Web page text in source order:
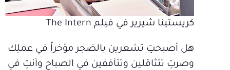
كريستينا شيرير في فيلم The Intern
هل أصبحتِ تشعرين بالضجر مؤخراً في عملِك
وصرتِ تتثاقلين وتتأففين في الصباح وأنتِ في